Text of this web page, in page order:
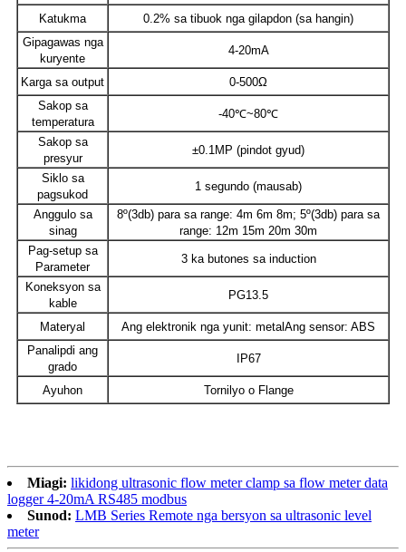
Katukma
0.2% sa tibuok nga gilapdon (sa hangin)
Gipagawas nga
kuryente
4-20mA
Karga sa output
0-500Ω
Sakop sa
temperatura
-40℃~80℃
Sakop sa
presyur
±0.1MP (pindot gyud)
Siklo sa
pagsukod
1 segundo (mausab)
Anggulo sa
sinag
8º(3db) para sa range: 4m 6m 8m; 5º(3db) para sa
range: 12m 15m 20m 30m
Pag-setup sa
Parameter
3 ka butones sa induction
Koneksyon sa
kable
PG13.5
Materyal
Ang elektronik nga yunit: metalAng sensor: ABS
Panalipdi ang
grado
IP67
Ayuhon Tornilyo o Flange
Miagi: likidong ultrasonic flow meter clamp sa flow meter data
logger 4-20mA RS485 modbus
Sunod: LMB Series Remote nga bersyon sa ultrasonic level
meter